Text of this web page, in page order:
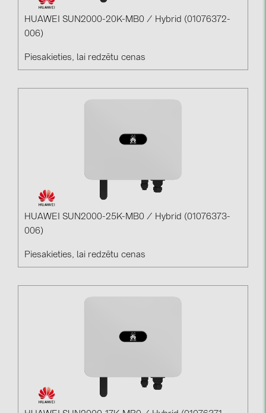
HUAWEI SUN2000-20K-MB0 / Hybrid (01076372-
006)
Piesakieties, lai redzētu cenas
HUAWEI SUN2000-25K-MB0 / Hybrid (01076373-
006)
Piesakieties, lai redzētu cenas